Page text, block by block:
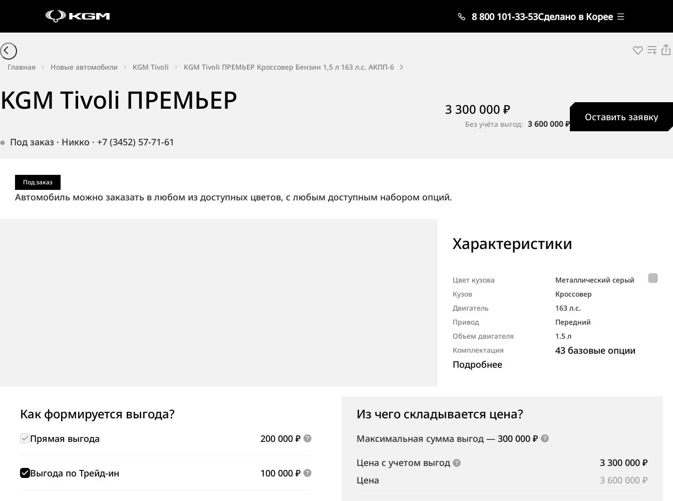
8 800 101-33-53Сделано в Корее
Главная Новые автомобили KGM Tivoli KGM Tivoli ПРЕМЬЕР Кроссовер Бензин 1,5 л 163 л.с. АКПП-6
KGM Tivoli ПРЕМЬЕР
Под заказ · Никко · +7 (3452) 57-71-61
3 300 000 ₽
Без учёта выгод: 3 600 000 ₽
Оставить заявку
Под заказ
Автомобиль можно заказать в любом из доступных цветов, с любым доступным набором опций.
Характеристики
Цвет кузова
Металлический серый
Кузов
Кроссовер
Двигатель
163 л.с.
Привод
Передний
Объем двигателя
1.5 л
Комплектация
43 базовые опции
Подробнее
Как формируется выгода?
200 000 ₽
Прямая выгода
100 000 ₽
Выгода по Трейд-ин
Из чего складывается цена?
Максимальная сумма выгод — 300 000 ₽
Цена с учетом выгод
3 300 000 ₽
Цена
3 600 000 ₽